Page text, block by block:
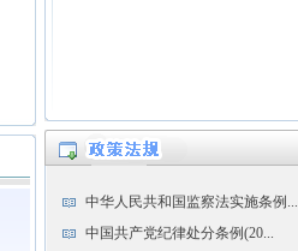
中华人民共和国监察法实施条例...
中国共产党纪律处分条例(20...